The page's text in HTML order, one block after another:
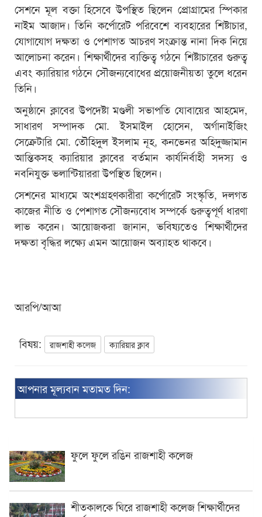
সেশনে মূল বক্তা হিসেবে উপস্থিত ছিলেন প্রোগ্রামের স্পিকার
নাইম আজাদ। তিনি কর্পোরেট পরিবেশে ব্যবহারের শিষ্টাচার,
যোগাযোগ দক্ষতা ও পেশাগত আচরণ সংক্রান্ত নানা দিক নিয়ে
আলোচনা করেন। শিক্ষার্থীদের ব্যক্তিত্ব গঠনে শিষ্টাচারের গুরুত্ব
এবং ক্যারিয়ার গঠনে সৌজন্যবোধের প্রয়োজনীয়তা তুলে ধরেন
তিনি।
অনুষ্ঠানে ক্লাবের উপদেষ্টা মণ্ডলী সভাপতি যোবায়ের আহমেদ,
সাধারণ সম্পাদক মো. ইসমাইল হোসেন, অর্গানাইজিং
সেক্রেটারি মো. তৌহিদুল ইসলাম নূহ, কনভেনর অহিদুজ্জামান
আন্তিকসহ ক্যারিয়ার ক্লাবের বর্তমান কার্যনির্বাহী সদস্য ও
নবনিযুক্ত ভলান্টিয়াররা উপস্থিত ছিলেন।
সেশনের মাধ্যমে অংশগ্রহণকারীরা কর্পোরেট সংস্কৃতি, দলগত
কাজের নীতি ও পেশাগত সৌজন্যবোধ সম্পর্কে গুরুত্বপূর্ণ ধারণা
লাভ করেন। আয়োজকরা জানান, ভবিষ্যতেও শিক্ষার্থীদের
দক্ষতা বৃদ্ধির লক্ষ্যে এমন আয়োজন অব্যাহত থাকবে।
আরপি/আআ
বিষয়: রাজশাহী কলেজ ক্যারিয়ার ক্লাব
আপনার মূল্যবান মতামত দিন:
ফুলে ফুলে রঙিন রাজশাহী কলেজ
শীতকালকে ঘিরে রাজশাহী কলেজ শিক্ষার্থীদের